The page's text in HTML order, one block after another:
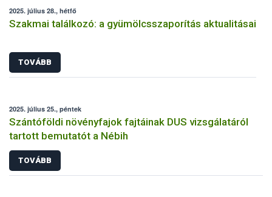
2025. július 28., hétfő
Szakmai találkozó: a gyümölcsszaporítás aktualitásai
TOVÁBB
2025. július 25., péntek
Szántóföldi növényfajok fajtáinak DUS vizsgálatáról
tartott bemutatót a Nébih
TOVÁBB